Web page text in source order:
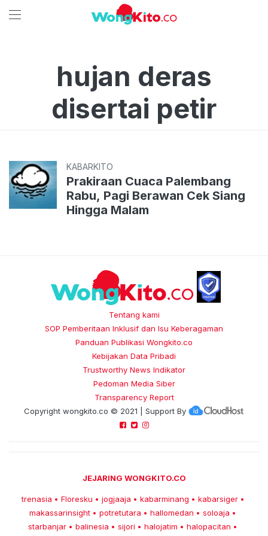
hujan deras
disertai petir
KABARKITO
Prakiraan Cuaca Palembang
Rabu, Pagi Berawan Cek Siang
Hingga Malam
Tentang kami
SOP Pemberitaan Inklusif dan Isu Keberagaman
Panduan Publikasi Wongkito.co
Kebijakan Data Pribadi
Trustworthy News Indikator
Pedoman Media Siber
Transparency Report
Copyright wongkito.co © 2021 | Support By
JEJARING WONGKITO.CO
trenasia • Floresku • jogjaaja • kabarminang • kabarsiger •
makassarinsight • potretutara • hallomedan • soloaja •
starbanjar • balinesia • sijori • halojatim • halopacitan •